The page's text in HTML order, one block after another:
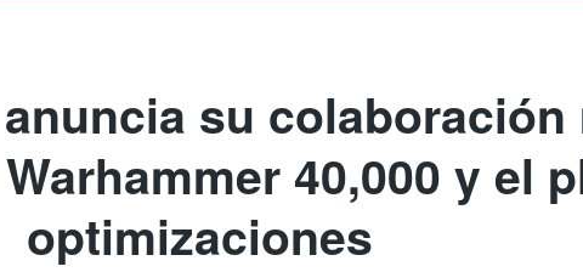
su colaboración
40,000 y el
optimizaciones